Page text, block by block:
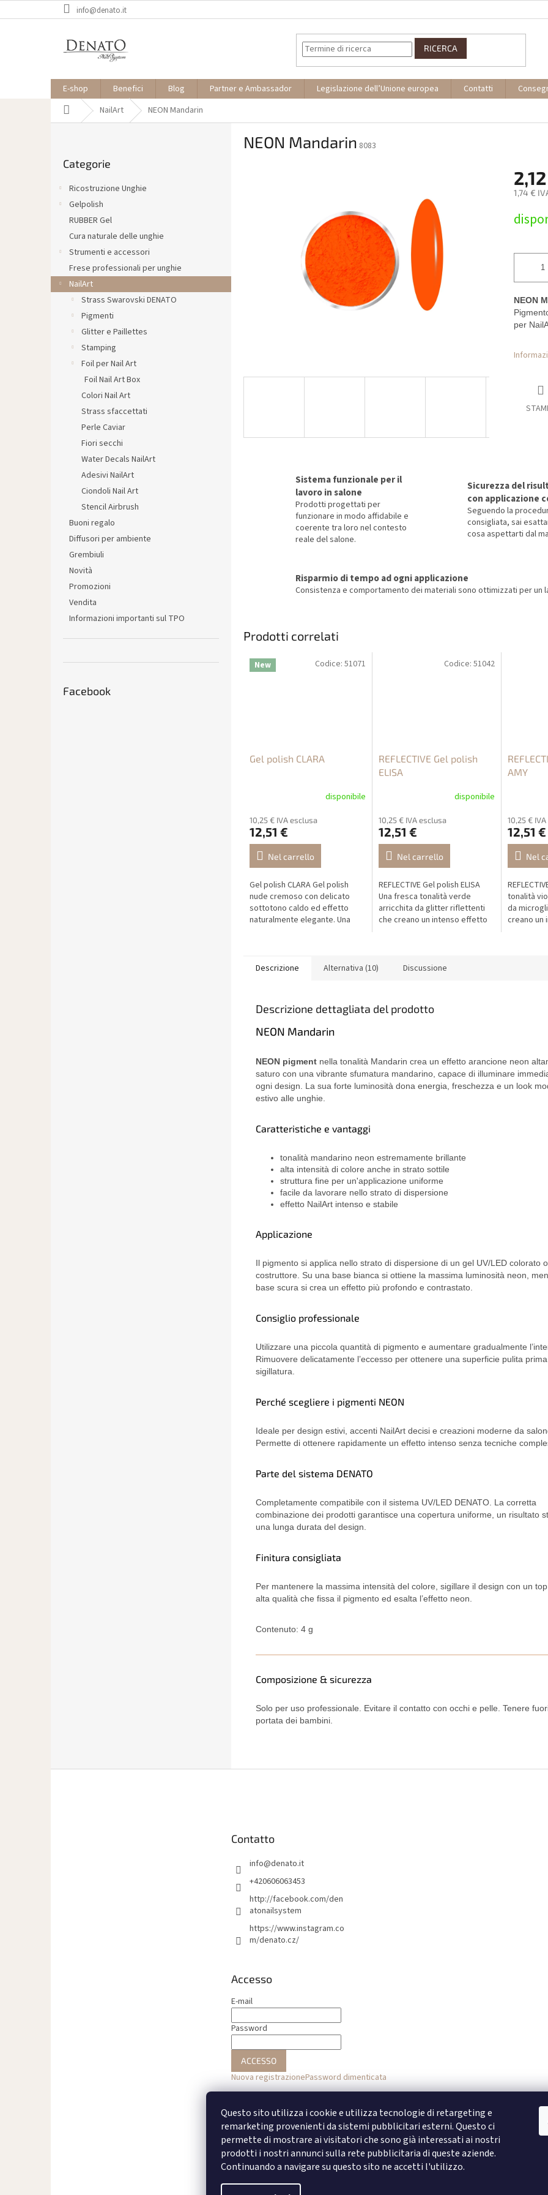
Questo sito utilizza i cookie e utilizza tecnologie di retargeting e
remarketing provenienti da sistemi pubblicitari esterni. Questo ci
permette di mostrare ai visitatori che sono già interessati ai nostri
prodotti i nostri annunci sulla rete pubblicitaria di queste aziende.
Continuando a navigare su questo sito ne accetti l'utilizzo.
al
info@denato.it
RICERCA
E-shop Benefici Blog Partner e Ambassador Legislazione dell’Unione europea Contatti
Casa NailArt NEON Mandarin
l
e
le
Categorie
Ricostruzione Unghie
Gelpolish
RUBBER Gel
Cura naturale delle unghie
Strumenti e accessori
Frese professionali per unghie
NailArt
Strass Swarovski DENATO
Pigmenti
Glitter e Paillettes
Stamping
Foil per Nail Art
Foil Nail Art Box
Colori Nail Art
Strass sfaccettati
Perle Caviar
Fiori secchi
Water Decals NailArt
Adesivi NailArt
Ciondoli Nail Art
Stencil Airbrush
Buoni regalo
Diffusori per ambiente
Grembiuli
Novità
Promozioni
Vendita
Informazioni importanti sul TPO
Facebook
NEON Mandarin 8083
1,74 €
della
NEON
per
Sistema funzionale per il
lavoro in salone
Prodotti progettati per
funzionare in modo affidabile e
coerente tra loro nel contesto
reale del salone.
Sicurezza del
con applicazione
Seguendo la
consigliata, sai
cosa aspettarti dal
Risparmio di tempo ad ogni applicazione
Consistenza e comportamento dei materiali sono ottimizzati per un
Prodotti correlati
New
Gel polish CLARA
disponibile
10,25 € IVA esclusa
12,51 €
Nel carrello
Gel polish CLARA Gel polish
nude cremoso con delicato
sottotono caldo ed effetto
naturalmente elegante. Una
Codice: 51071
REFLECTIVE Gel polish
ELISA
disponibile
10,25 € IVA esclusa
12,51 €
Nel carrello
REFLECTIVE Gel polish ELISA
Una fresca tonalità verde
arricchita da glitter riflettenti
che creano un intenso effetto
Codice: 51042
AMY
10,25 €
12,51 €
Nel
tonalità
da
creano un
Descrizione Alternativa (10) Discussione
Descrizione dettagliata del prodotto
NEON Mandarin
NEON pigment nella tonalità Mandarin crea un effetto arancione neon
saturo con una vibrante sfumatura mandarino, capace di illuminare
ogni design. La sua forte luminosità dona energia, freschezza e un look
estivo alle unghie.
Caratteristiche e vantaggi
tonalità mandarino neon estremamente brillante
alta intensità di colore anche in strato sottile
struttura fine per un'applicazione uniforme
facile da lavorare nello strato di dispersione
effetto NailArt intenso e stabile
Applicazione
Il pigmento si applica nello strato di dispersione di un gel UV/LED colorato o
costruttore. Su una base bianca si ottiene la massima luminosità neon,
base scura si crea un effetto più profondo e contrastato.
Consiglio professionale
Utilizzare una piccola quantità di pigmento e aumentare gradualmente
Rimuovere delicatamente l’eccesso per ottenere una superficie pulita
sigillatura.
Perché scegliere i pigmenti NEON
Ideale per design estivi, accenti NailArt decisi e creazioni moderne da
Permette di ottenere rapidamente un effetto intenso senza tecniche
Parte del sistema DENATO
Completamente compatibile con il sistema UV/LED DENATO. La corretta
combinazione dei prodotti garantisce una copertura uniforme, un risultato
una lunga durata del design.
Finitura consigliata
Per mantenere la massima intensità del colore, sigillare il design con un
alta qualità che fissa il pigmento ed esalta l’effetto neon.
Contenuto: 4 g
Composizione & sicurezza
Solo per uso professionale. Evitare il contatto con occhi e pelle. Tenere
portata dei bambini.
Contatto
info@denato.it
+420606063453
http://facebook.com/den
atonailsystem
https://www.instagram.co
m/denato.cz/
Accesso
E-mail
Password
ACCESSO
Nuova registrazionePassword dimenticata
Accesso con Facebook
Accesso con Google